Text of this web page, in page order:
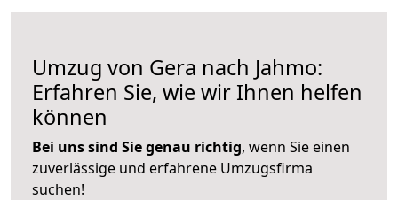
Umzug von Gera nach Jahmo:
Erfahren Sie, wie wir Ihnen helfen
können
Bei uns sind Sie genau richtig, wenn Sie einen
zuverlässige und erfahrene Umzugsfirma
suchen!